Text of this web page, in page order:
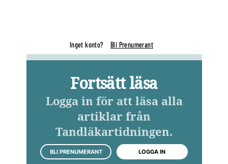
Inget konto? Bli Prenumerant
Fortsätt läsa
Logga in för att läsa alla
artiklar från
Tandläkartidningen.
BLI PRENUMERANT LOGGA IN